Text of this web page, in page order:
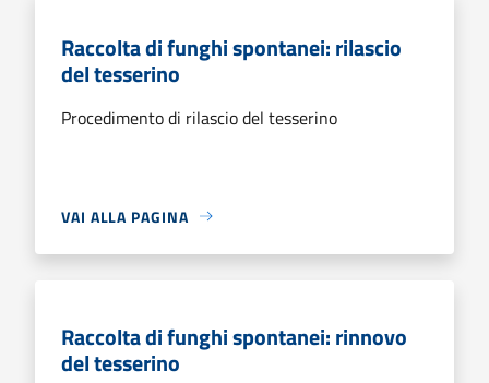
Raccolta di funghi spontanei: rilascio
del tesserino
Procedimento di rilascio del tesserino
VAI ALLA PAGINA
Raccolta di funghi spontanei: rinnovo
del tesserino